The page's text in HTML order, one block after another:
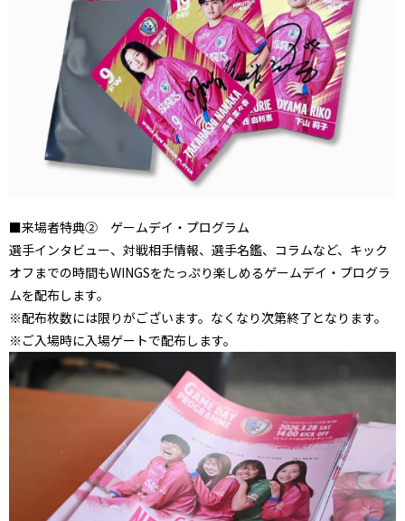
■来場者特典② ゲームデイ・プログラム
選手インタビュー、対戦相手情報、選手名鑑、コラムなど、キック
オフまでの時間もWINGSをたっぷり楽しめるゲームデイ・プログラ
ムを配布します。
※配布枚数には限りがございます。なくなり次第終了となります。
※ご入場時に入場ゲートで配布します。